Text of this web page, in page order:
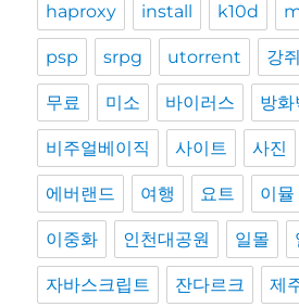
haproxy install k10d
psp srpg utorrent 강쥐
무료 미소 바이러스 방화
비주얼베이직 사이트 사진
에버랜드 여행 요트 이뮬
이중화 인천대공원 일몰
자바스크립트 잔다르크 제